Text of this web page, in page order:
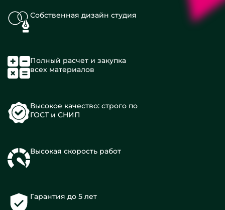
Собственная дизайн студия
Полный расчет и закупка
всех материалов
Высокое качество: строго по
ГОСТ и СНИП
Высокая скорость работ
Гарантия до 5 лет